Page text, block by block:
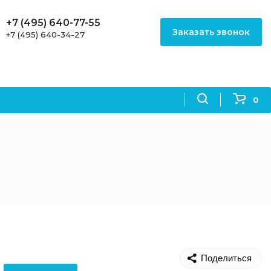
0
+7 (495) 640-77-55
+7 (495) 640-34-27 Заказать звонок
Поделиться